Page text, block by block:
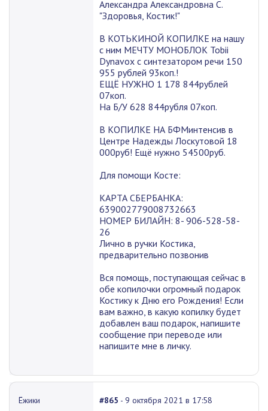
Александра Александровна С.
"Здоровья, Костик!"
В КОТЬКИНОЙ КОПИЛКЕ на нашу
с ним МЕЧТУ МОНОБЛОК Tobii
Dynavox с синтезатором речи 150
955 рублей 93коп.!
ЕЩЁ НУЖНО 1 178 844рублей
07коп.
На Б/У 628 844рубля 07коп.
В КОПИЛКЕ НА БФМинтенсив в
Центре Надежды Лоскутовой 18
000руб! Ещё нужно 54500руб.
Для помощи Косте:
КАРТА СБЕРБАНКА:
639002779008732663
НОМЕР БИЛАЙН: 8- 906-528-58-
26
Лично в ручки Костика,
предварительно позвонив
Вся помощь, поступающая сейчас в
обе копилочки огромный подарок
Костику к Дню его Рождения! Если
вам важно, в какую копилку будет
добавлен ваш подарок, напишите
сообщение при переводе или
напишите мне в личку.
Ёжики #865 - 9 октября 2021 в 17:58